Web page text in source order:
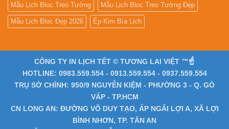
Mẫu Lịch Bloc Treo Tường Mẫu Lịch Bloc Treo Tường Đẹp
Mẫu Lịch Bloc Đẹp 2026 Ép Kim Bìa Lịch
CÔNG TY IN LỊCH TẾT © TƯƠNG LAI VIỆT ™☝️
HOTLINE: 0983.559.554 - 0913.559.554 - 0937.559.554
TRỤ SỞ CHÍNH: 950/9 NGUYỄN KIỆM - PHƯỜNG 3 - Q. GÒ
VẤP - TP.HCM
CN LONG AN: ĐƯỜNG VÕ DUY TẠO, ẤP NGÃI LỢI A, XÃ LỢI
BÌNH NHƠN, TP. TÂN AN